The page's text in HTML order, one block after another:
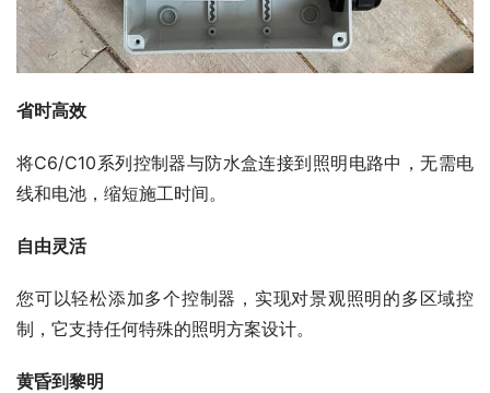
省时高效
将C6/C10系列控制器与防水盒连接到照明电路中，无需电
线和电池，缩短施工时间。
自由灵活
您可以轻松添加多个控制器，实现对景观照明的多区域控
制，它支持任何特殊的照明方案设计。
黄昏到黎明